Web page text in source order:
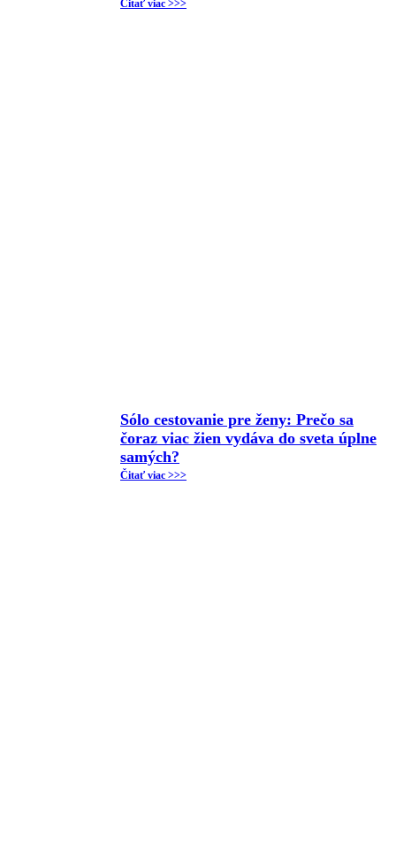
Čitať viac >>>
Sólo cestovanie pre ženy: Prečo sa
čoraz viac žien vydáva do sveta úplne
samých?
Čitať viac >>>